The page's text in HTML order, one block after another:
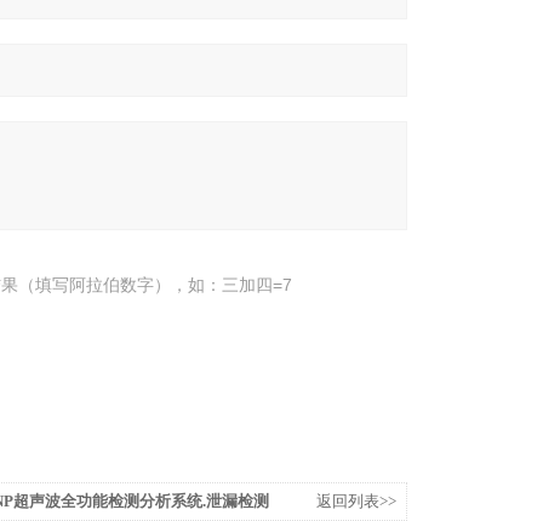
（填写阿拉伯数字），如：三加四=7
超声波全功能检测分析系统.泄漏检测 返回列表>>